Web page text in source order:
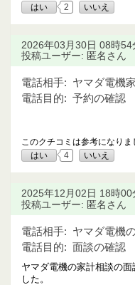
はい
2 いいえ
2026年03月30日 08時54
投稿ユーザー: 匿名さん
電話相手: ヤマダ電機
電話目的: 予約の確認
このクチコミは参考になりま
はい
4 いいえ
2025年12月02日 18時00
投稿ユーザー: 匿名さん
電話相手: ヤマダ電機
電話目的: 面談の確認
ヤマダ電機の家計相談の
した。